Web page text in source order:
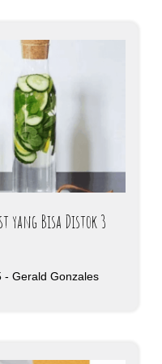
yang Bisa Distok 3
- Gerald Gonzales